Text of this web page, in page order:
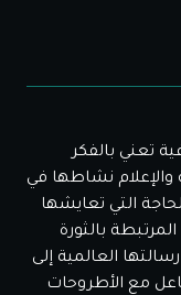
تعني بالفكر
والإعلام نشاطها في
الحاجة التي تعايشها
بالثورة
العالمية إلى
مع الأطروحات